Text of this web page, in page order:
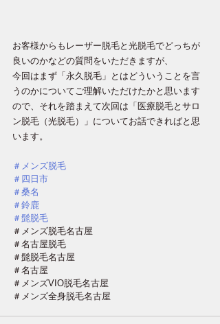
お客様からもレーザー脱毛と光脱毛でどっちが
良いのかなどの質問をいただきますが、
今回はまず「永久脱毛」とはどういうことを言
うのかについてご理解いただけたかと思います
ので、それを踏まえて次回は「医療脱毛とサロ
ン脱毛（光脱毛）」についてお話できればと思
います。
＃メンズ脱毛
＃四日市
＃桑名
＃鈴鹿
＃髭脱毛
＃メンズ脱毛名古屋
＃名古屋脱毛
＃髭脱毛名古屋
＃名古屋
＃メンズVIO脱毛名古屋
＃メンズ全身脱毛名古屋